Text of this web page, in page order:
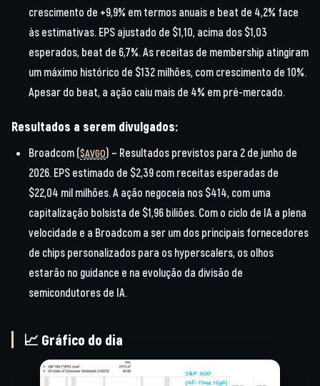
crescimento de +9,9% em termos anuais e beat de 4,2% face
às estimativas. EPS ajustado de $1,10, acima dos $1,03
esperados, beat de 6,7%. As receitas de membership atingiram
um máximo histórico de $132 milhões, com crescimento de 10%.
Apesar do beat, a ação caiu mais de 4% em pré-mercado.
Resultados a serem divulgados:
Broadcom ($AVGO) – Resultados previstos para 2 de junho de
2026. EPS estimado de $2,39 com receitas esperadas de
$22,04 mil milhões. A ação negoceia nos $414, com uma
capitalização bolsista de $1,96 biliões. Com o ciclo de IA a plena
velocidade e a Broadcom a ser um dos principais fornecedores
de chips personalizados para os hyperscalers, os olhos
estarão no guidance e na evolução da divisão de
semicondutores de IA.
📈 Gráfico do dia